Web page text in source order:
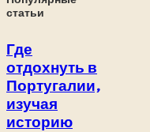
статьи
Где
отдохнуть в
Португалии,
изучая
историю